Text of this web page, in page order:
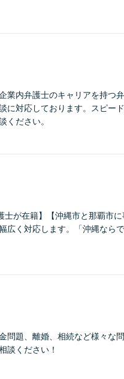
業内弁護士のキャリアを持つ
に対応しております。スピー
ください。
士が在籍】【沖縄市と那覇市
広く対応します。「沖縄なら
問題、離婚、相続など様々な
談ください！